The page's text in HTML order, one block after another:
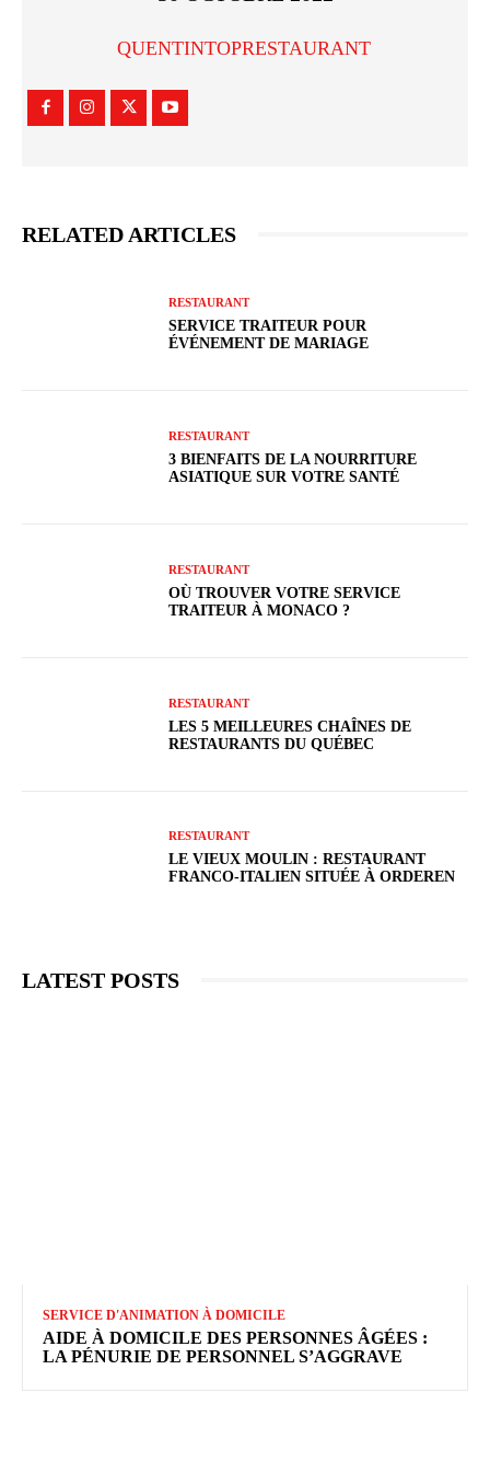
QUENTINTOPRESTAURANT
RELATED ARTICLES
RESTAURANT
SERVICE TRAITEUR POUR
ÉVÉNEMENT DE MARIAGE
RESTAURANT
3 BIENFAITS DE LA NOURRITURE
ASIATIQUE SUR VOTRE SANTÉ
RESTAURANT
OÙ TROUVER VOTRE SERVICE
TRAITEUR À MONACO ?
RESTAURANT
LES 5 MEILLEURES CHAÎNES DE
RESTAURANTS DU QUÉBEC
RESTAURANT
LE VIEUX MOULIN : RESTAURANT
FRANCO-ITALIEN SITUÉE À ORDEREN
LATEST POSTS
SERVICE D'ANIMATION À DOMICILE
AIDE À DOMICILE DES PERSONNES ÂGÉES :
LA PÉNURIE DE PERSONNEL S’AGGRAVE